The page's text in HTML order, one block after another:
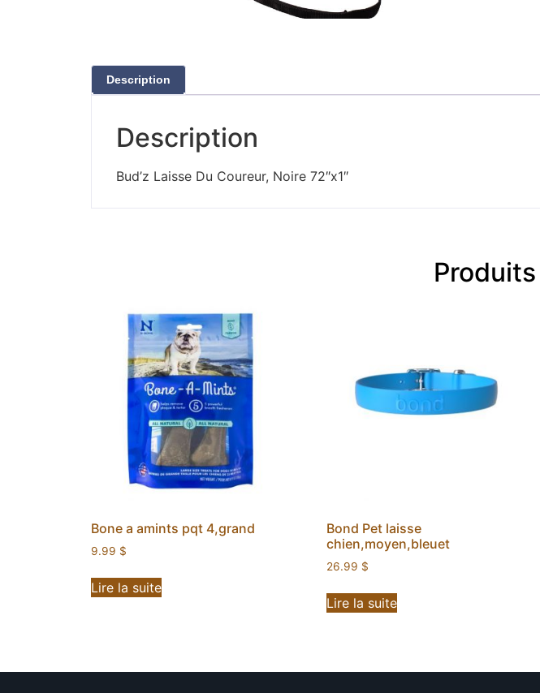
Description
Description
Bud’z Laisse Du Coureur, Noire 72″x1″
Bone a amints pqt 4,grand
9.99 $
Lire la suite
Bond Pet laisse
chien,moyen,bleuet
26.99 $
Lire la suite